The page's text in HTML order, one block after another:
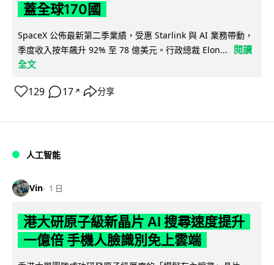
蓋全球170國
SpaceX 公佈最新第二季業績，受惠 Starlink 與 AI 業務帶動，
季度收入按年飆升 92% 至 78 億美元。行政總裁 Elon...
閱讀
全文
129 17 ↗ 分享
人工智能
Vin 1 日
港大研原子級新晶片 AI 搜尋速度提升
一億倍 手機人臉識別免上雲端